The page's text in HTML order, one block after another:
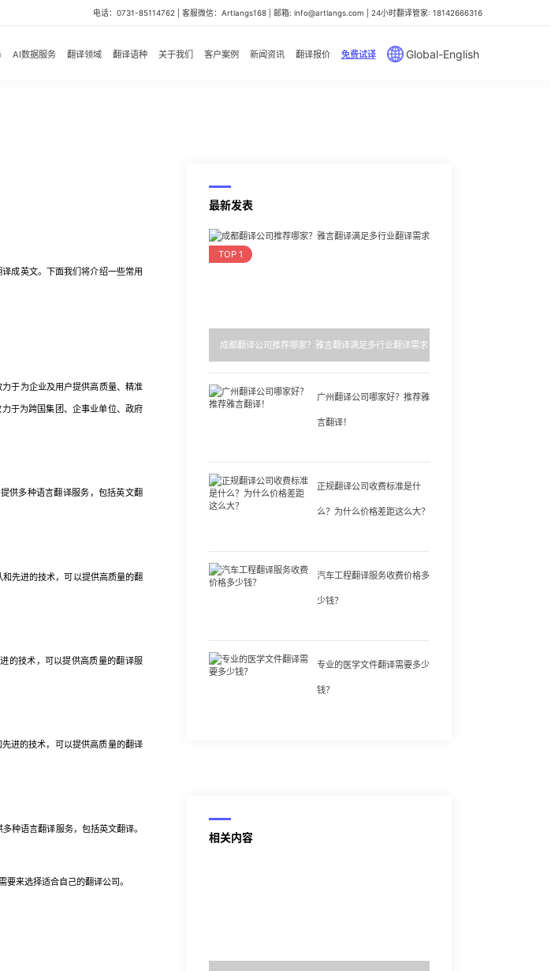
电话：0731-85114762 | 客服微信：Artlangs168 | 邮箱: info@artlangs.com | 24小时翻译管家: 18142666316
AI数据服务 翻译领域 翻译语种 关于我们 客户案例 新闻资讯 翻译报价 免费试译 Global-English
成英文。下面我们将介绍一些常用
于为企业及用户提供高质量、精准
于为跨国集团、企事业单位、政府
供多种语言翻译服务，包括英文翻
先进的技术，可以提供高质量的翻
的技术，可以提供高质量的翻译服
进的技术，可以提供高质量的翻译
语言翻译服务，包括英文翻译。
来选择适合自己的翻译公司。
最新发表
TOP 1
成都翻译公司推荐哪家？雅言翻译满足多行业翻译需求
广州翻译公司哪家好？推荐雅
言翻译！
正规翻译公司收费标准是什
么？为什么价格差距这么大？
汽车工程翻译服务收费价格多
少钱？
专业的医学文件翻译需要多少
钱？
相关内容